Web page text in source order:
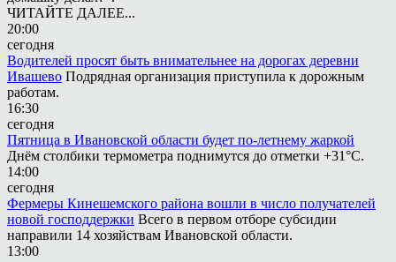
ЧИТАЙТЕ ДАЛЕЕ...
20:00
сегодня
Водителей просят быть внимательнее на дорогах деревни
Ивашево Подрядная организация приступила к дорожным
работам.
16:30
сегодня
Пятница в Ивановской области будет по-летнему жаркой
Днём столбики термометра поднимутся до отметки +31°С.
14:00
сегодня
Фермеры Кинешемского района вошли в число получателей
новой господдержки Всего в первом отборе субсидии
направили 14 хозяйствам Ивановской области.
13:00